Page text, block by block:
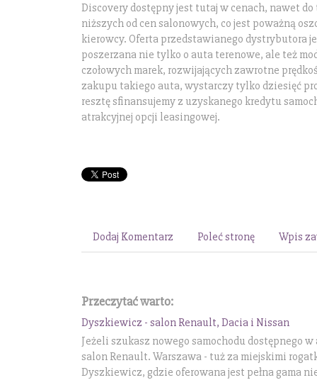
Discovery dostępny jest tutaj w cenach, nawet
niższych od cen salonowych, co jest poważną
kierowcy. Oferta przedstawianego dystrybutora
poszerzana nie tylko o auta terenowe, ale też
czołowych marek, rozwijających zawrotne
zakupu takiego auta, wystarczy tylko dziesięć
resztę sfinansujemy z uzyskanego kredytu
atrakcyjnej opcji leasingowej.
Dodaj Komentarz Poleć stronę Wpis
Przeczytać warto:
Dyszkiewicz - salon Renault, Dacia i Nissan
Jeżeli szukasz nowego samochodu dostępnego
salon Renault. Warszawa - tuż za miejskimi
Dyszkiewicz, gdzie oferowana jest pełna gama